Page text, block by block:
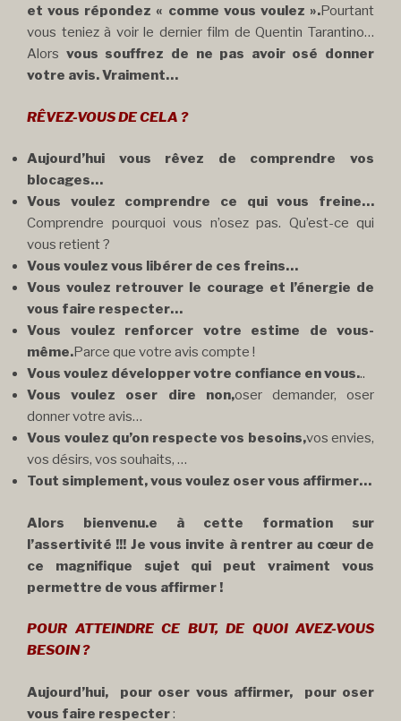
et vous répondez « comme vous voulez ».Pourtant
vous teniez à voir le dernier film de Quentin Tarantino…
Alors vous souffrez de ne pas avoir osé donner
votre avis. Vraiment…
RÊVEZ-VOUS DE CELA ?
Aujourd’hui vous rêvez de comprendre vos
blocages…
Vous voulez comprendre ce qui vous freine…
Comprendre pourquoi vous n’osez pas. Qu’est-ce qui
vous retient ?
Vous voulez vous libérer de ces freins…
Vous voulez retrouver le courage et l’énergie de
vous faire respecter…
Vous voulez renforcer votre estime de vous-
même.Parce que votre avis compte !
Vous voulez développer votre confiance en vous...
Vous voulez oser dire non,oser demander, oser
donner votre avis…
Vous voulez qu’on respecte vos besoins,vos envies,
vos désirs, vos souhaits, …
Tout simplement, vous voulez oser vous affirmer…
Alors bienvenu.e à cette formation sur
l’assertivité !!! Je vous invite à rentrer au cœur de
ce magnifique sujet qui peut vraiment vous
permettre de vous affirmer !
POUR ATTEINDRE CE BUT, DE QUOI AVEZ-VOUS
BESOIN ?
Aujourd’hui, pour oser vous affirmer,
pour oser
vous faire respecter: